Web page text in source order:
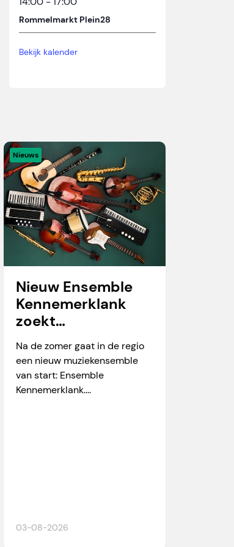
Rommelmarkt Plein28
Bekijk kalender
Nieuws
03-08-2026
Nieuw Ensemble
Kennemerklank
zoekt
amateurmuzikante
n
Na de zomer gaat in de regio
een nieuw muziekensemble
van start: Ensemble
Kennemerklank....